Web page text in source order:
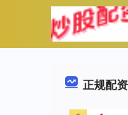
正规配